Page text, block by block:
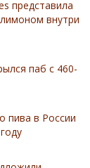
представила
внутри
паб с 460-
пива в России